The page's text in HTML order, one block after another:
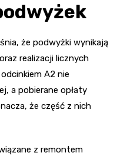
że podwyżki wynikają
realizacji licznych
A2 nie
a pobierane opłaty
że część z nich
z remontem